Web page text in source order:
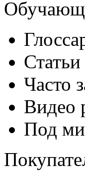
Статьи
Часто
Видео
Под